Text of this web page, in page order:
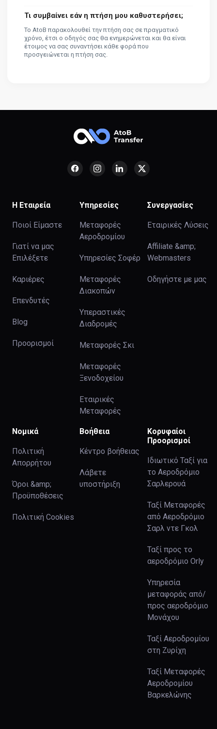
Τι συμβαίνει εάν η πτήση μου καθυστερήσει;
Το AtoB παρακολουθεί την πτήση σας σε πραγματικό
χρόνο, έτσι ο οδηγός σας θα ενημερώνεται και θα είναι
έτοιμος να σας συναντήσει κάθε φορά που
προσγειώνεται η πτήση σας.
Η Εταιρεία
Ποιοί Είμαστε
Γιατί να μας
Επιλέξετε
Καριέρες
Επενδυτές
Blog
Προορισμοί
Υπηρεσίες
Μεταφορές
Αεροδρομίου
Υπηρεσίες Σοφέρ
Μεταφορές
Διακοπών
Υπεραστικές
Διαδρομές
Μεταφορές Σκι
Μεταφορές
Ξενοδοχείου
Εταιρικές
Μεταφορές
Συνεργασίες
Εταιρικές Λύσεις
Affiliate &amp;
Webmasters
Οδηγήστε με μας
Νομικά
Πολιτική
Απορρήτου
Όροι &amp;
Προϋποθέσεις
Πολιτική Cookies
Βοήθεια
Κέντρο βοήθειας
Λάβετε
υποστήριξη
Κορυφαίοι
Προορισμοί
Ιδιωτικό Ταξί για
το Αεροδρόμιο
Σαρλερουά
Ταξί Μεταφορές
από Αεροδρόμιο
Σαρλ ντε Γκολ
Ταξί προς το
αεροδρόμιο Orly
Υπηρεσία
μεταφοράς από/
προς αεροδρόμιο
Μονάχου
Ταξί Αεροδρομίου
στη Ζυρίχη
Ταξί Μεταφορές
Αεροδρομίου
Βαρκελώνης